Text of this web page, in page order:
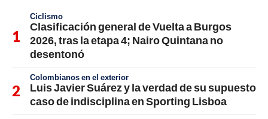
Ciclismo
Clasificación general de Vuelta a Burgos
2026, tras la etapa 4; Nairo Quintana no
desentonó
Colombianos en el exterior
Luis Javier Suárez y la verdad de su supuesto
caso de indisciplina en Sporting Lisboa